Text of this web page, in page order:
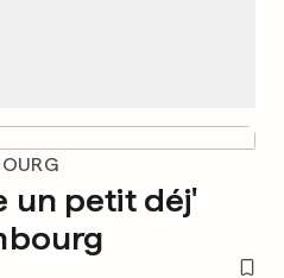
un petit déj'